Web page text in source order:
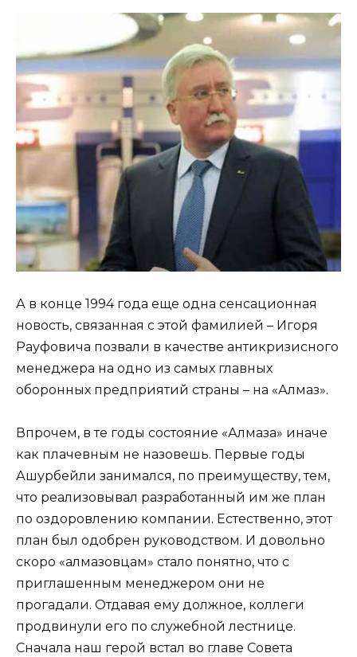
А в конце 1994 года еще одна сенсационная
новость, связанная с этой фамилией – Игоря
Рауфовича позвали в качестве антикризисного
менеджера на одно из самых главных
оборонных предприятий страны – на «Алмаз».
Впрочем, в те годы состояние «Алмаза» иначе
как плачевным не назовешь. Первые годы
Ашурбейли занимался, по преимуществу, тем,
что реализовывал разработанный им же план
по оздоровлению компании. Естественно, этот
план был одобрен руководством. И довольно
скоро «алмазовцам» стало понятно, что с
приглашенным менеджером они не
прогадали. Отдавая ему должное, коллеги
продвинули его по служебной лестнице.
Сначала наш герой встал во главе Совета